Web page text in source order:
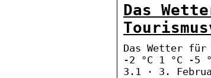
Das
Das Wetter
-2 °C 1 °C -5
3.1 · 3.